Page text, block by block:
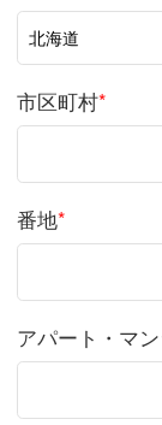
市区町村*
番地*
アパート・マ